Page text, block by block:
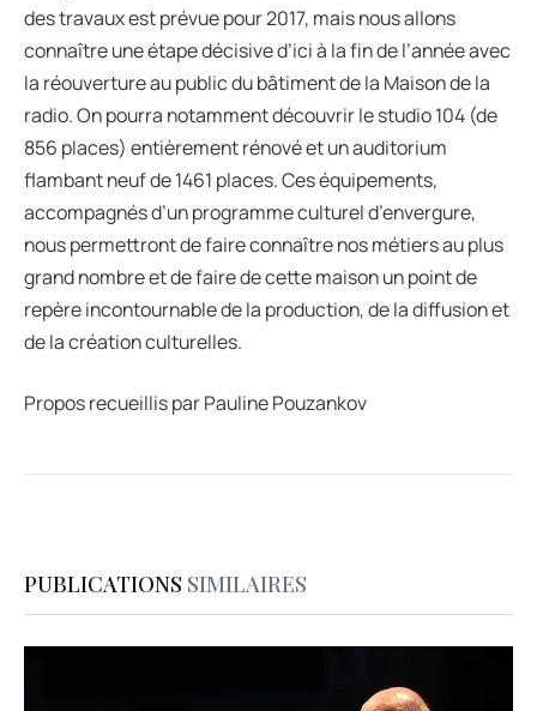
des travaux est prévue pour 2017, mais nous allons
connaître une étape décisive d’ici à la fin de l’année avec
la réouverture au public du bâtiment de la Maison de la
radio. On pourra notamment découvrir le studio 104 (de
856 places) entièrement rénové et un auditorium
flambant neuf de 1461 places. Ces équipements,
accompagnés d’un programme culturel d’envergure,
nous permettront de faire connaître nos métiers au plus
grand nombre et de faire de cette maison un point de
repère incontournable de la production, de la diffusion et
de la création culturelles.
Propos recueillis par Pauline Pouzankov
PUBLICATIONS SIMILAIRES